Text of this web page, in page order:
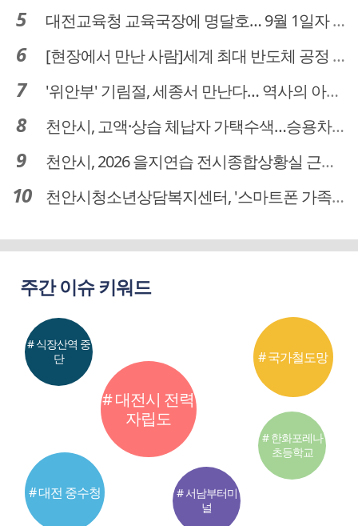
대전교육청 교육국장에 명달호… 9월 1일자 181명 인사
[현장에서 만난 사람]세계 최대 반도체 공정 장비 제조 기업 ASML 한종호 매니저
'위안부' 기림절, 세종서 만난다… 역사의 아픔 치유, '평화의 장'
천안시, 고액·상습 체납자 가택수색…승용차 압류·공매 착수
천안시, 2026 을지연습 전시종합상황실 근무자 사전교육
천안시청소년상담복지센터, '스마트폰 가족치유캠프' 운영
주간 이슈 키워드
# 대전시 전력
자립도
# 대전 중수청
# 국가철도망
# 식장산역 중
단
# 서남부터미
널
# 한화포레나
초등학교